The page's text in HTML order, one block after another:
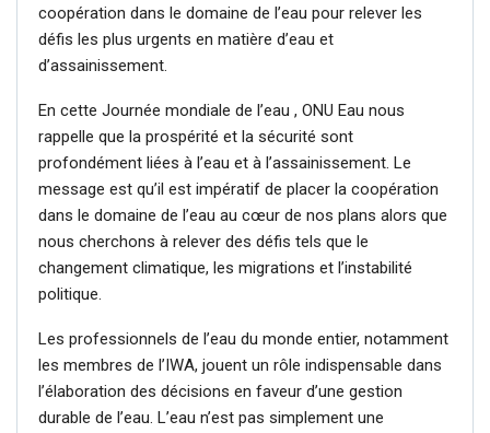
coopération dans le domaine de l’eau pour relever les
défis les plus urgents en matière d’eau et
d’assainissement.
En cette Journée mondiale de l’eau , ONU Eau nous
rappelle que la prospérité et la sécurité sont
profondément liées à l’eau et à l’assainissement. Le
message est qu’il est impératif de placer la coopération
dans le domaine de l’eau au cœur de nos plans alors que
nous cherchons à relever des défis tels que le
changement climatique, les migrations et l’instabilité
politique.
Les professionnels de l’eau du monde entier, notamment
les membres de l’IWA, jouent un rôle indispensable dans
l’élaboration des décisions en faveur d’une gestion
durable de l’eau. L’eau n’est pas simplement une